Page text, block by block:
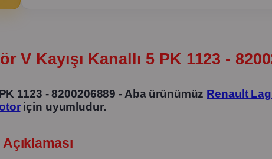
Kayışı Kanallı 5 PK 1123 -
1123 - 8200206889 - Aba ürünümüz Renault
için uyumludur.